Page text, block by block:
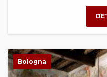
Bologna